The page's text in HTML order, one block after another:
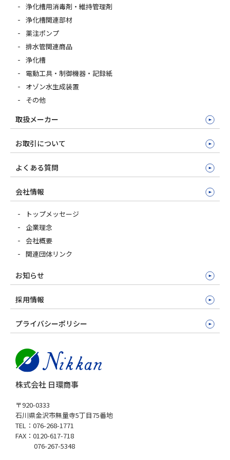
株式会社 日環商事
〒920-0333
石川県金沢市無量寺5丁目75番地
TEL：076-268-1771
FAX：0120-617-718
076-267-5348
浄化槽用消毒剤・維持管理剤
浄化槽関連部材
薬注ポンプ
排水管関連商品
浄化槽
電動工具・制御機器・記録紙
オゾン水生成装置
その他
取扱メーカー
お取引について
よくある質問
会社情報
トップメッセージ
企業理念
会社概要
関連団体リンク
お知らせ
採用情報
プライバシーポリシー